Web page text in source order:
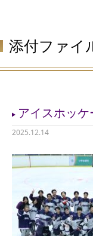
添付ファイ
アイスホッ
2025.12.14